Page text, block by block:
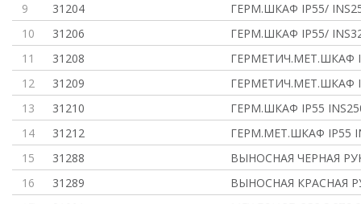
9
31204
ГЕРМ.ШКАФ IP55/
10
31206
ГЕРМ.ШКАФ IP55/
11
31208
ГЕРМЕТИЧ.МЕТ.ШКАФ
12
31209
ГЕРМЕТИЧ.МЕТ.ШКАФ
13
31210
ГЕРМ.ШКАФ IP55
14
31212
ГЕРМ.МЕТ.ШКАФ IP55
15
31288
ВЫНОСНАЯ ЧЕРНАЯ
16
31289
ВЫНОСНАЯ КРАСНАЯ